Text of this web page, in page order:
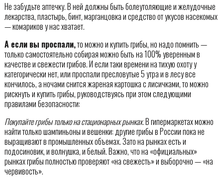
Не забудьте аптечку. В ней должны быть болеутоляющие и желудочные
лекарства, пластырь, бинт, марганцовка и средство от укусов насекомых
— комариков у нас хватает.
А если вы проспали,то можно и купить грибы, но надо помнить —
только самостоятельно собирая можно быть на 100% уверенным в
качестве и свежести грибов. И если таки времени на тихую охоту у
категорически нет, или проспали пресловутые 5 утра и в лесу все
кончилось, а ночами снится жареная картошка с лисичками, то можно
рискнуть и купить грибы, руководствуясь при этом следующими
правилами безопасности:
Покупайте грибы только на стационарных рынках.В гипермаркетах можно
найти только шампиньоны и вешенки: другие грибы в России пока не
выращивают в промышленных объемах. Зато на рынках есть и
подосиновик, и волнушка, и белый. Важно, что на «официальных»
рынках грибы полностью проверяют «на свежесть» и выборочно — «на
червивость».